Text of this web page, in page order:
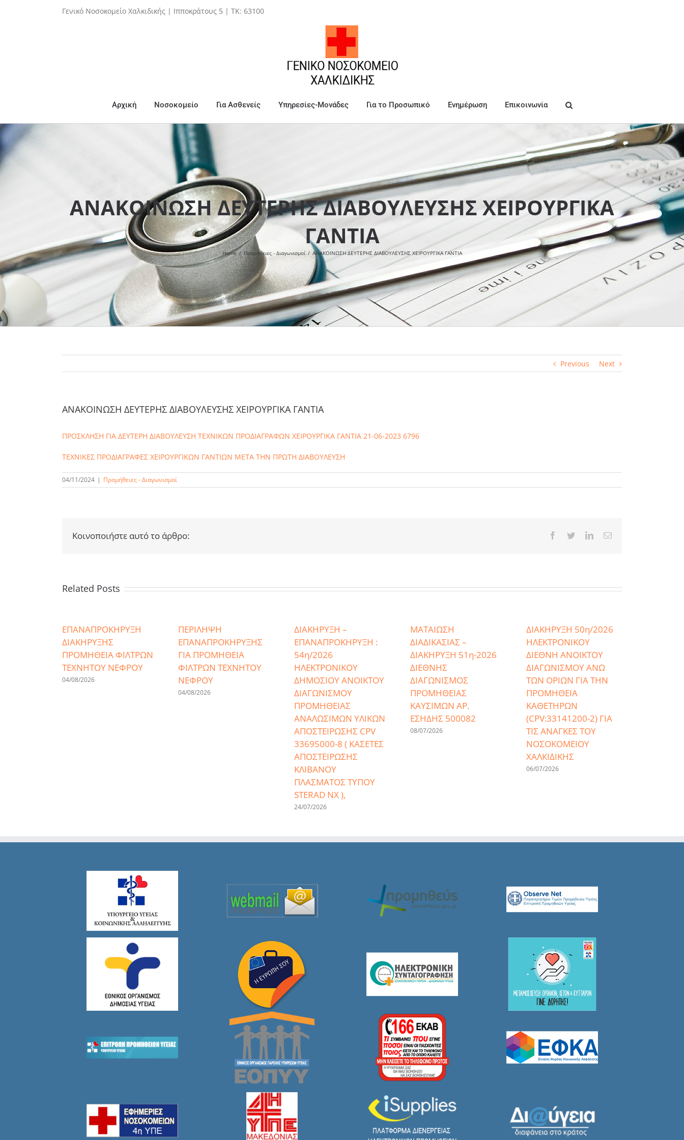
Γενικό Νοσοκομείο Χαλκιδικής | Ιπποκράτους 5 | ΤΚ: 63100
Αρχική Νοσοκομείο Για Ασθενείς Υπηρεσίες-Μονάδες Για το Προσωπικό Ενημέρωση Επικοινωνία
ΑΝΑΚΟΙΝΩΣΗ ΔΕΥΤΕΡΗΣ ΔΙΑΒΟΥΛΕΥΣΗΣ ΧΕΙΡΟΥΡΓΙΚΑ
ΓΑΝΤΙΑ
Home / Προμήθειες - Διαγωνισμοί / ΑΝΑΚΟΙΝΩΣΗ ΔΕΥΤΕΡΗΣ ΔΙΑΒΟΥΛΕΥΣΗΣ ΧΕΙΡΟΥΡΓΙΚΑ ΓΑΝΤΙΑ
Previous Next
ΑΝΑΚΟΙΝΩΣΗ ΔΕΥΤΕΡΗΣ ΔΙΑΒΟΥΛΕΥΣΗΣ ΧΕΙΡΟΥΡΓΙΚΑ ΓΑΝΤΙΑ
ΠΡΟΣΚΛΗΣΗ ΓΙΑ ΔΕΥΤΕΡΗ ΔΙΑΒΟΥΛΕΥΣΗ ΤΕΧΝΙΚΩΝ ΠΡΟΔΙΑΓΡΑΦΩΝ ΧΕΙΡΟΥΡΓΙΚΑ ΓΑΝΤΙΑ 21-06-2023 6796
ΤΕΧΝΙΚΕΣ ΠΡΟΔΙΑΓΡΑΦΕΣ ΧΕΙΡΟΥΡΓΙΚΩΝ ΓΑΝΤΙΩΝ ΜΕΤΑ ΤΗΝ ΠΡΩΤΗ ΔΙΑΒΟΥΛΕΥΣΗ
04/11/2024 | Προμήθειες - Διαγωνισμοί
Κοινοποιήστε αυτό το άρθρο: Facebook
TwitterLinkedInEmail
Related Posts
ΕΠΑΝΑΠΡΟΚΗΡΥΞΗ
ΔΙΑΚΗΡΥΞΗΣ
ΠΡΟΜΗΘΕΙΑ ΦΙΛΤΡΩΝ
ΤΕΧΝΗΤΟΥ ΝΕΦΡΟΥ
04/08/2026
ΠΕΡΙΛΗΨΗ
ΕΠΑΝΑΠΡΟΚΗΡΥΞΗΣ
ΓΙΑ ΠΡΟΜΗΘΕΙΑ
ΦΙΛΤΡΩΝ ΤΕΧΝΗΤΟΥ
ΝΕΦΡΟΥ
04/08/2026
ΔΙΑΚΗΡΥΞΗ –
ΕΠΑΝΑΠΡΟΚΗΡΥΞΗ :
54η/2026
ΗΛΕΚΤΡΟΝΙΚΟΥ
ΔΗΜΟΣΙΟΥ ΑΝΟΙΚΤΟΥ
ΔΙΑΓΩΝΙΣΜΟΥ
ΠΡΟΜΗΘΕΙΑΣ
ΑΝΑΛΩΣΙΜΩΝ ΥΛΙΚΩΝ
ΑΠΟΣΤΕΙΡΩΣΗΣ CPV
33695000-8 ( ΚΑΣΕΤΕΣ
ΑΠΟΣΤΕΙΡΩΣΗΣ
ΚΛΙΒΑΝΟΥ
ΠΛΑΣΜΑΤΟΣ ΤΥΠΟΥ
STERAD NX ),
24/07/2026
ΜΑΤΑΙΩΣΗ
ΔΙΑΔΙΚΑΣΙΑΣ –
ΔΙΑΚΗΡΥΞΗ 51η-2026
ΔΙΕΘΝΗΣ
ΔΙΑΓΩΝΙΣΜΟΣ
ΠΡΟΜΗΘΕΙΑΣ
ΚΑΥΣΙΜΩΝ ΑΡ.
ΕΣΗΔΗΣ 500082
08/07/2026
ΔΙΑΚΗΡΥΞΗ 50η/2026
ΗΛΕΚΤΡΟΝΙΚΟΥ
ΔΙΕΘΝΗ ΑΝΟΙΚΤΟΥ
ΔΙΑΓΩΝΙΣΜΟΥ ΑΝΩ
ΤΩΝ ΟΡΙΩΝ ΓΙΑ ΤΗΝ
ΠΡΟΜΗΘΕΙΑ
ΚΑΘΕΤΗΡΩΝ
(CPV:33141200-2) ΓΙΑ
ΤΙΣ ΑΝΑΓΚΕΣ ΤΟΥ
ΝΟΣΟΚΟΜΕΙΟΥ
ΧΑΛΚΙΔΙΚΗΣ
06/07/2026